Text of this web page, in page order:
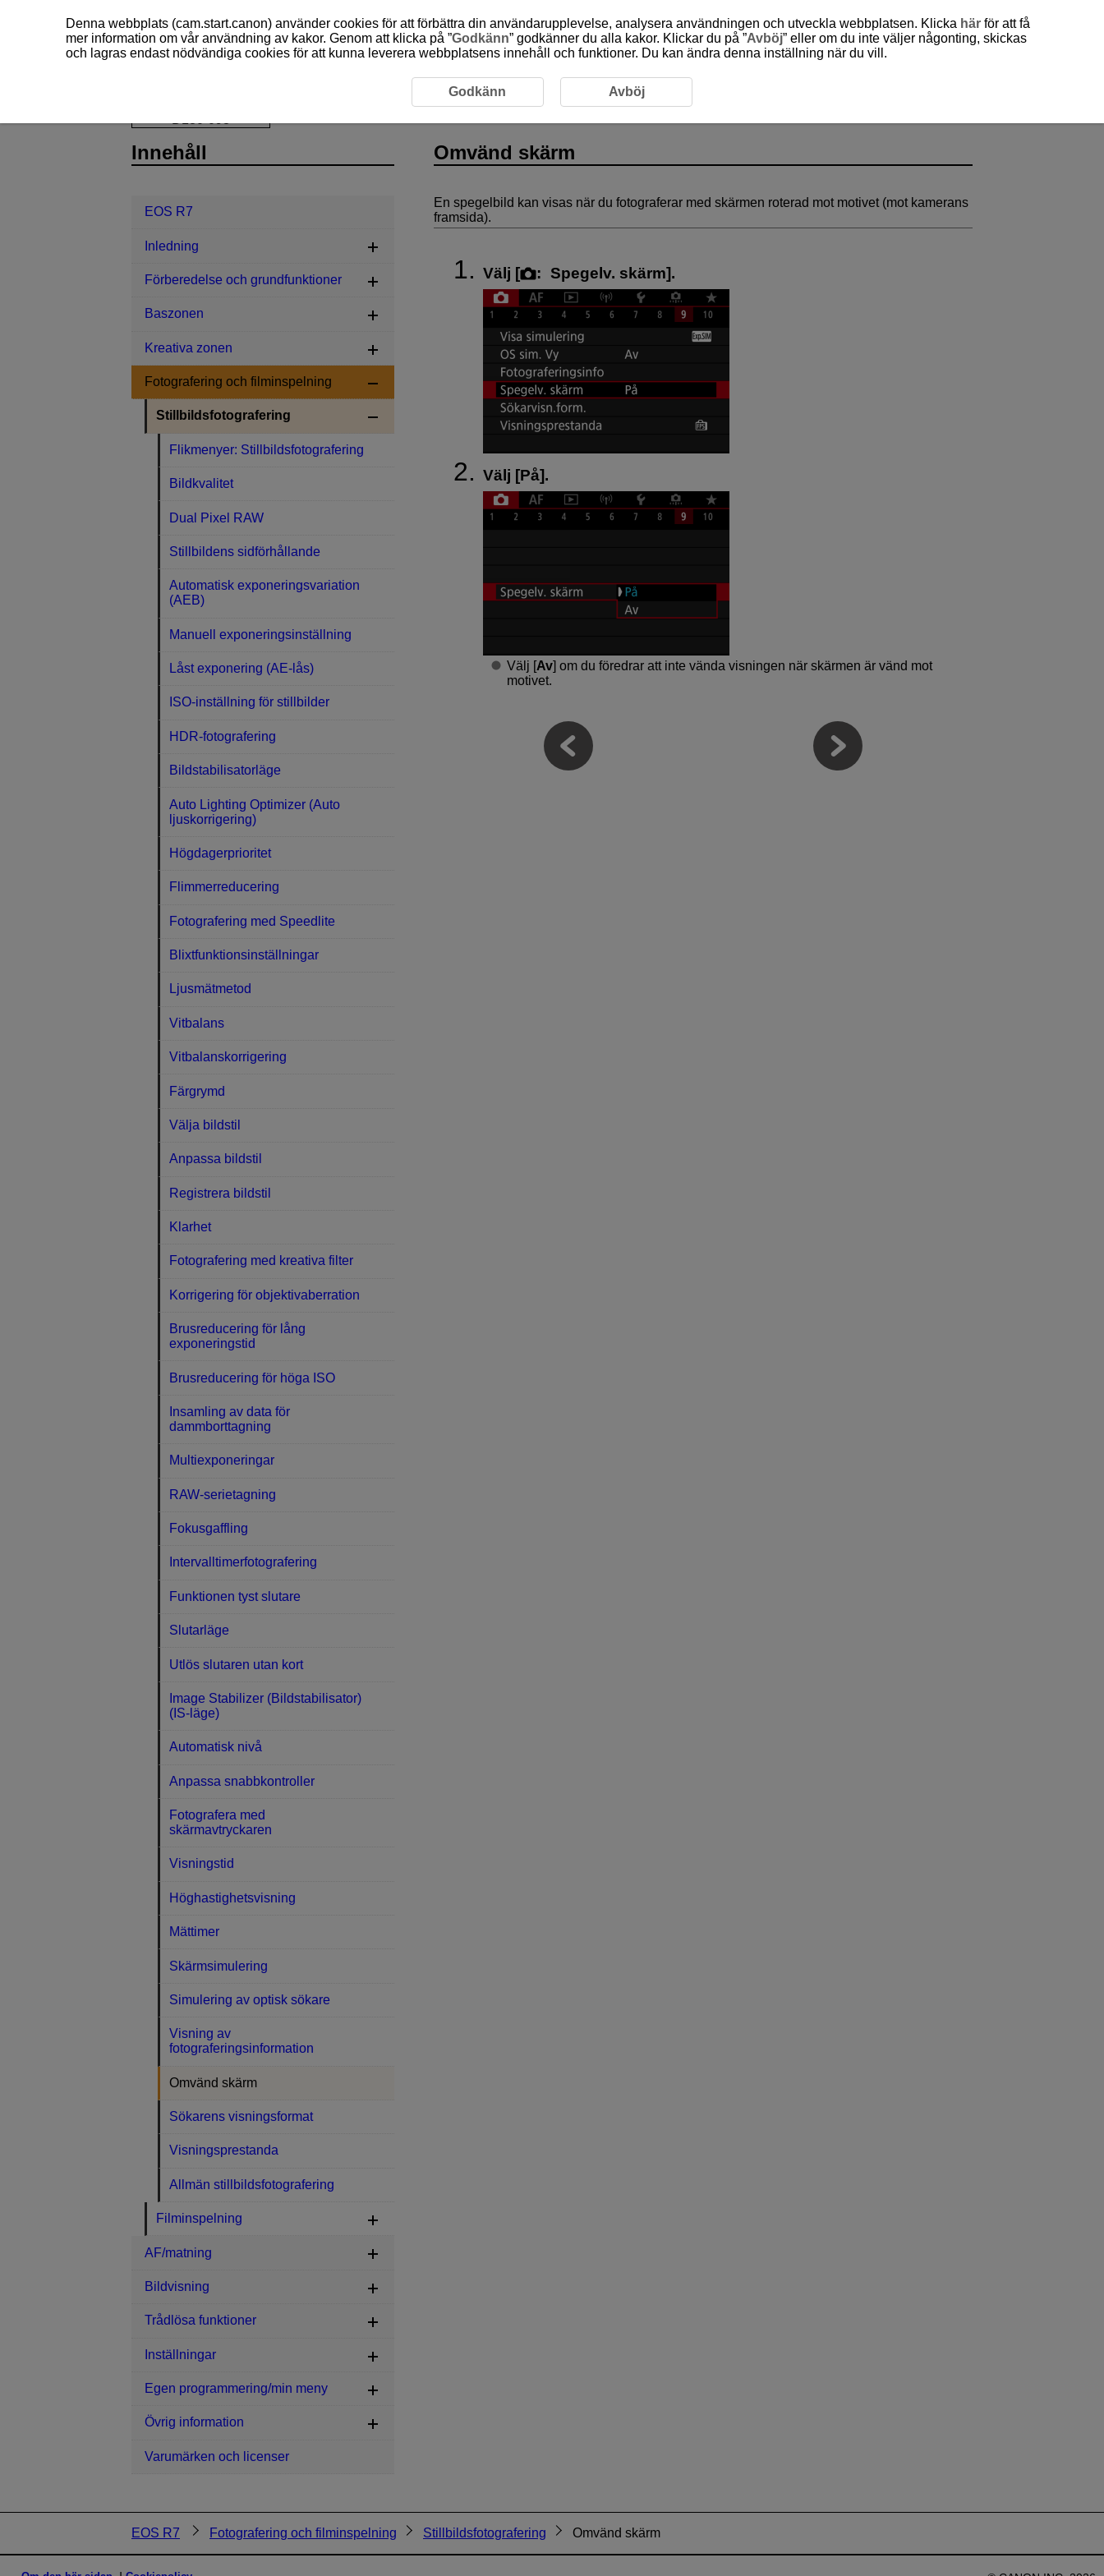
Stillbildsfotografering Omvänd skärm
Omvänd skärm
En spegelbild kan visas när du fotograferar med skärmen roterad mot motivet (mot kamerans
framsida).
Välj [ : Spegelv. skärm].
Välj [På].
Välj [Av] om du föredrar att inte vända visningen när skärmen är vänd mot
motivet.
Innehåll
EOS R7
Inledning
Förberedelse och grundfunktioner
Baszonen
Kreativa zonen
Fotografering och filminspelning
Stillbildsfotografering
Flikmenyer: Stillbildsfotografering
Bildkvalitet
Dual Pixel RAW
Stillbildens sidförhållande
Automatisk exponeringsvariation
(AEB)
Manuell exponeringsinställning
Låst exponering (AE-lås)
ISO-inställning för stillbilder
HDR-fotografering
Bildstabilisatorläge
Auto Lighting Optimizer (Auto
ljuskorrigering)
Högdagerprioritet
Flimmerreducering
Fotografering med Speedlite
Blixtfunktionsinställningar
Ljusmätmetod
Vitbalans
Vitbalanskorrigering
Färgrymd
Välja bildstil
Anpassa bildstil
Registrera bildstil
Klarhet
Fotografering med kreativa filter
Korrigering för objektivaberration
Brusreducering för lång
exponeringstid
Brusreducering för höga ISO
Insamling av data för
dammborttagning
Multiexponeringar
RAW-serietagning
Fokusgaffling
Intervalltimerfotografering
Funktionen tyst slutare
Slutarläge
Utlös slutaren utan kort
Image Stabilizer (Bildstabilisator)
(IS-läge)
Automatisk nivå
Anpassa snabbkontroller
Fotografera med
skärmavtryckaren
Visningstid
Höghastighetsvisning
Mättimer
Skärmsimulering
Simulering av optisk sökare
Visning av
fotograferingsinformation
Omvänd skärm
Sökarens visningsformat
Visningsprestanda
Allmän stillbildsfotografering
Filminspelning
AF/matning
Bildvisning
Trådlösa funktioner
Inställningar
Egen programmering/min meny
Övrig information
Varumärken och licenser
EOS R7 Fotografering och filminspelning Stillbildsfotografering Omvänd skärm
Denna webbplats (cam.start.canon) använder cookies för att förbättra din användarupplevelse, analysera användningen och utveckla webbplatsen. Klicka här för att få
mer information om vår användning av kakor. Genom att klicka på ”Godkänn” godkänner du alla kakor. Klickar du på ”Avböj” eller om du inte väljer någonting, skickas
och lagras endast nödvändiga cookies för att kunna leverera webbplatsens innehåll och funktioner. Du kan ändra denna inställning när du vill.
Godkänn Avböj